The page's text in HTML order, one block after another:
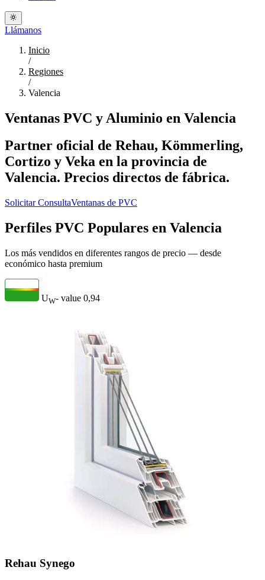
Llámanos
Inicio
/
Regiones
/
Valencia
Ventanas PVC y Aluminio en Valencia
Partner oficial de Rehau, Kömmerling,
Cortizo y Veka en la provincia de
Valencia. Precios directos de fábrica.
Solicitar ConsultaVentanas de PVC
Perfiles PVC Populares en Valencia
Los más vendidos en diferentes rangos de precio — desde
económico hasta premium
UW- value 0,94
Rehau Synego